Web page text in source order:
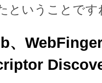
ということです
、